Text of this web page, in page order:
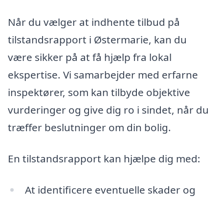
Når du vælger at indhente tilbud på
tilstandsrapport i Østermarie, kan du
være sikker på at få hjælp fra lokal
ekspertise. Vi samarbejder med erfarne
inspektører, som kan tilbyde objektive
vurderinger og give dig ro i sindet, når du
træffer beslutninger om din bolig.
En tilstandsrapport kan hjælpe dig med:
At identificere eventuelle skader og